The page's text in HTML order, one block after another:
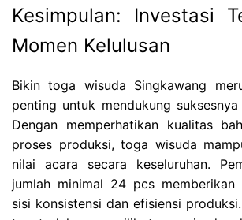
Kesimpulan: Investasi
Momen Kelulusan
Bikin toga wisuda Singkawang
penting untuk mendukung
Dengan memperhatikan kualitas
proses produksi, toga wisuda
nilai acara secara keseluruhan.
jumlah minimal 24 pcs memberikan
sisi konsistensi dan efisiensi